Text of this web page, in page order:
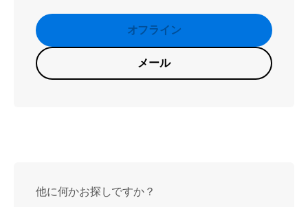
オフライン
メール
他に何かお探しですか？